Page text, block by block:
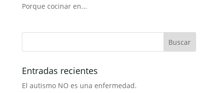
Porque cocinar en...
Entradas recientes
El autismo NO es una enfermedad.